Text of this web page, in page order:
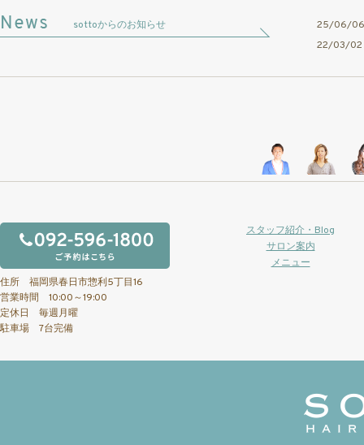
sottoからのお知らせ
25/06/
22/03/
住所 福岡県春日市惣利5丁目16
営業時間 10:00～19:00
定休日 毎週月曜
駐車場 7台完備
スタッフ紹介・Blog
サロン案内
メニュー